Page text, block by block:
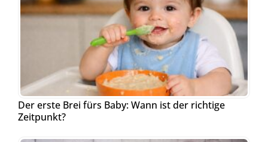
Der erste Brei fürs Baby: Wann ist der richtige
Zeitpunkt?